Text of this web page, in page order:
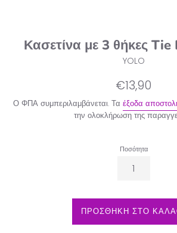
Κασετίνα με 3 θήκες
YOLO
Κανονική
€13,90
Ο ΦΠΑ συμπεριλαμβάνεται. Τα έξοδα
την ολοκλήρωση της
Ποσότητα
ΠΡΟΣΘΗΚΗ ΣΤΟ